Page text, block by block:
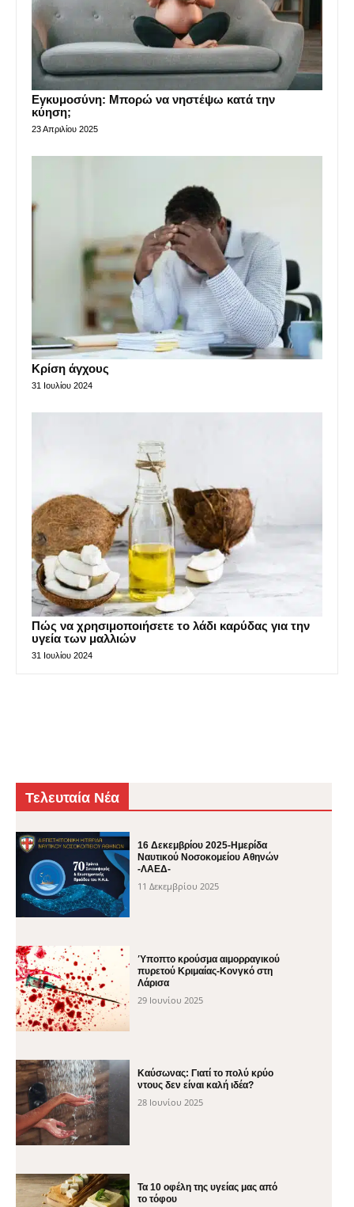
Εγκυμοσύνη: Μπορώ να νηστέψω κατά την
κύηση;
23 Απριλίου 2025
Κρίση άγχους
31 Ιουλίου 2024
Πώς να χρησιμοποιήσετε το λάδι καρύδας για την
υγεία των μαλλιών
31 Ιουλίου 2024
Τελευταία Νέα
16 Δεκεμβρίου 2025-Ημερίδα
Ναυτικού Νοσοκομείου Αθηνών
-ΛΑΕΔ-
11 Δεκεμβρίου 2025
Ύποπτο κρούσμα αιμορραγικού
πυρετού Κριμαίας-Κονγκό στη
Λάρισα
29 Ιουνίου 2025
Καύσωνας: Γιατί το πολύ κρύο
ντους δεν είναι καλή ιδέα?
28 Ιουνίου 2025
Τα 10 οφέλη της υγείας μας από
το τόφου